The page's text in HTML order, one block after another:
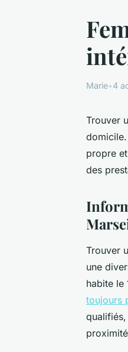
Marie•4
Trouver
propre
des
Trouver
une
habite le
toujours